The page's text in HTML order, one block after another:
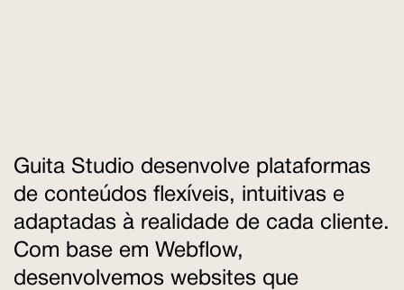
Guita Studio desenvolve plataformas
de conteúdos flexíveis, intuitivas e
adaptadas à realidade de cada cliente.
Com base em Webflow,
desenvolvemos websites que